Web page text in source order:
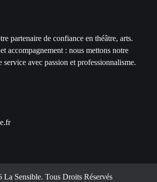
partenaire de confiance en théâtre, arts.
accompagnement : nous mettons notre
service avec passion et professionnalisme.
La Sensible. Tous Droits Réservés